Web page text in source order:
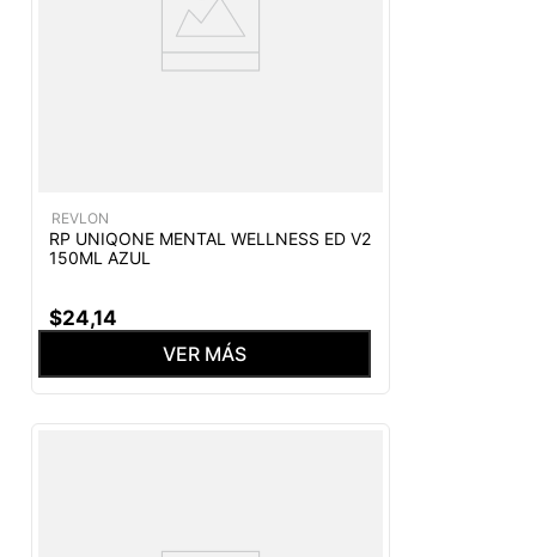
REVLON
RP UNIQONE MENTAL WELLNESS ED V2
150ML AZUL
$24,14
VER MÁS